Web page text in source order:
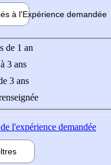
à l'Expérience demandée
de 1 an
3 ans
3 ans
l'expérience demandée